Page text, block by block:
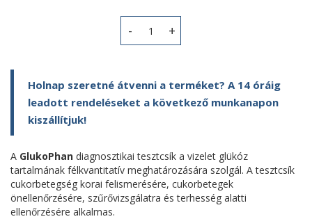
GlukoPhan vizelettesztcsík (50x)
Holnap szeretné átvenni a terméket? A 14 óráig
leadott rendeléseket a következő munkanapon
kiszállítjuk!
A GlukoPhan diagnosztikai tesztcsík a vizelet glükóz
tartalmának félkvantitatív meghatározására szolgál. A tesztcsík
cukorbetegség korai felismerésére, cukorbetegek
önellenőrzésére, szűrővizsgálatra és terhesség alatti
ellenőrzésére alkalmas.